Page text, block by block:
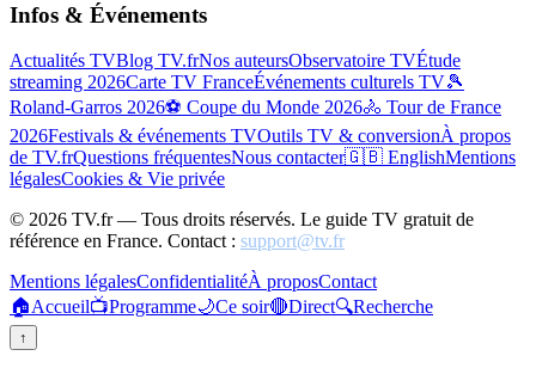
Infos & Événements
Actualités TVBlog TV.frNos auteursObservatoire TVÉtude
streaming 2026Carte TV FranceÉvénements culturels TV🎾
Roland-Garros 2026⚽ Coupe du Monde 2026🚴 Tour de France
2026Festivals & événements TVOutils TV & conversionÀ propos
de TV.frQuestions fréquentesNous contacter🇬🇧 EnglishMentions
légalesCookies & Vie privée
© 2026 TV.fr — Tous droits réservés. Le guide TV gratuit de
référence en France. Contact : support@tv.fr
Mentions légalesConfidentialitéÀ proposContact
🏠Accueil📺Programme🌙Ce soir🔴Direct🔍Recherche
↑